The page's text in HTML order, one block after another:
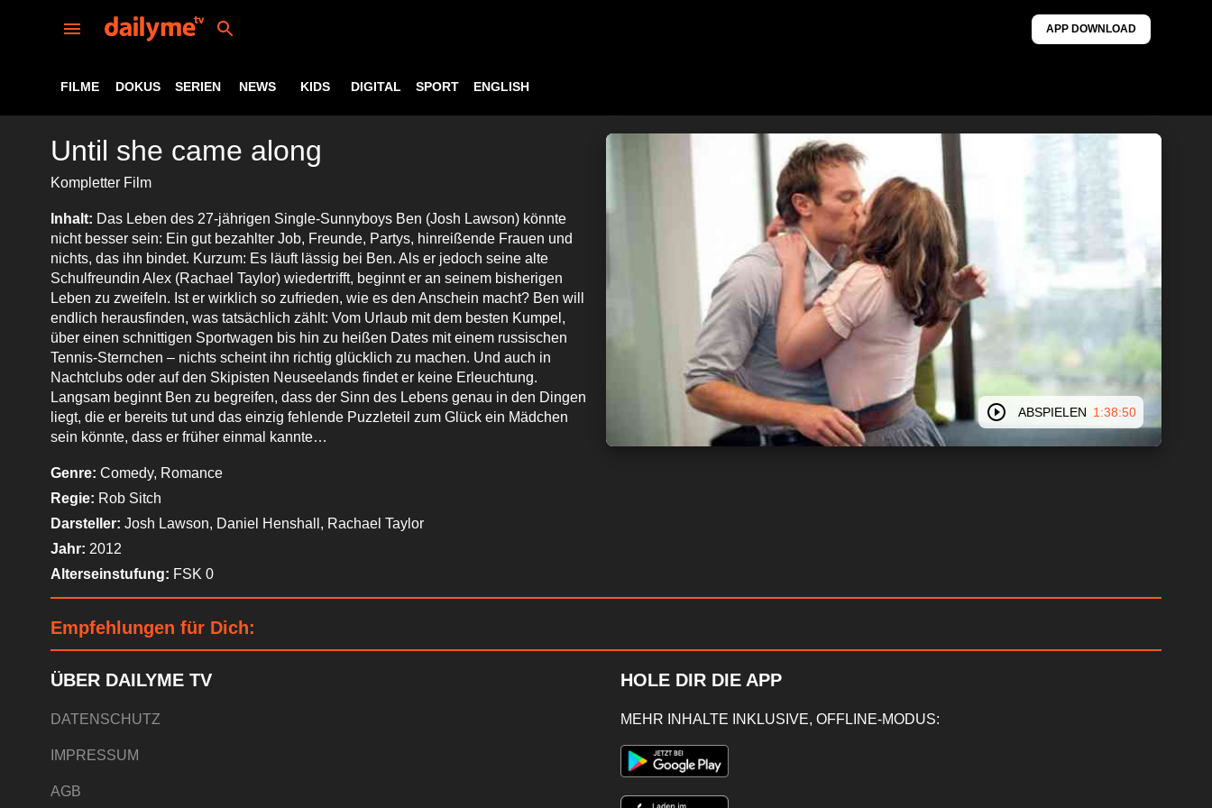
APP DOWNLOAD
FILME DOKUS SERIEN NEWS KIDS DIGITAL SPORT ENGLISH
ABSPIELEN 1:38:50
Until she came along
Kompletter Film
Inhalt: Das Leben des 27-jährigen Single-Sunnyboys Ben (Josh Lawson) könnte
nicht besser sein: Ein gut bezahlter Job, Freunde, Partys, hinreißende Frauen und
nichts, das ihn bindet. Kurzum: Es läuft lässig bei Ben. Als er jedoch seine alte
Schulfreundin Alex (Rachael Taylor) wiedertrifft, beginnt er an seinem bisherigen
Leben zu zweifeln. Ist er wirklich so zufrieden, wie es den Anschein macht? Ben will
endlich herausfinden, was tatsächlich zählt: Vom Urlaub mit dem besten Kumpel,
über einen schnittigen Sportwagen bis hin zu heißen Dates mit einem russischen
Tennis-Sternchen – nichts scheint ihn richtig glücklich zu machen. Und auch in
Nachtclubs oder auf den Skipisten Neuseelands findet er keine Erleuchtung.
Langsam beginnt Ben zu begreifen, dass der Sinn des Lebens genau in den Dingen
liegt, die er bereits tut und das einzig fehlende Puzzleteil zum Glück ein Mädchen
sein könnte, dass er früher einmal kannte…
Genre: Comedy, Romance
Regie: Rob Sitch
Darsteller: Josh Lawson, Daniel Henshall, Rachael Taylor
Jahr: 2012
Alterseinstufung: FSK 0
Empfehlungen für Dich:
ÜBER DAILYME TV
DATENSCHUTZ
IMPRESSUM
AGB
HOLE DIR DIE APP
MEHR INHALTE INKLUSIVE, OFFLINE-MODUS: